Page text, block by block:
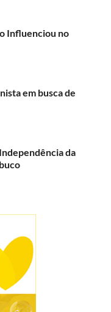
Influenciou no
em busca de
da